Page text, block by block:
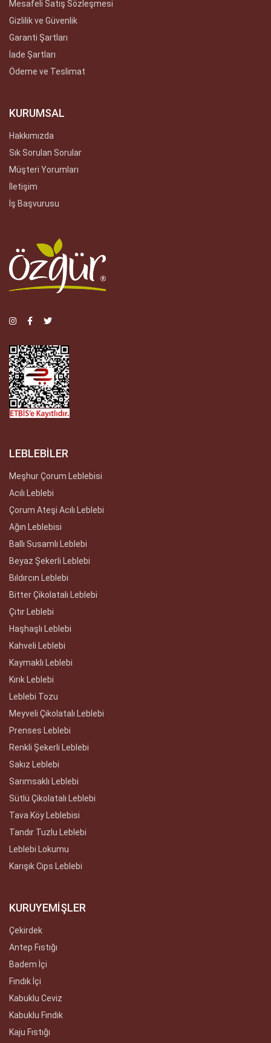
Mesafeli Satış Sözleşmesi
Gizlilik ve Güvenlik
Garanti Şartları
İade Şartları
Ödeme ve Teslimat
KURUMSAL
Hakkımızda
Sık Sorulan Sorular
Müşteri Yorumları
İletişim
İş Başvurusu
LEBLEBİLER
Meşhur Çorum Leblebisi
Acılı Leblebi
Çorum Ateşi Acılı Leblebi
Ağın Leblebisi
Ballı Susamlı Leblebi
Beyaz Şekerli Leblebi
Bıldırcın Leblebi
Bitter Çikolatalı Leblebi
Çıtır Leblebi
Haşhaşlı Leblebi
Kahveli Leblebi
Kaymaklı Leblebi
Kırık Leblebi
Leblebi Tozu
Meyveli Çikolatalı Leblebi
Prenses Leblebi
Renkli Şekerli Leblebi
Sakız Leblebi
Sarımsaklı Leblebi
Sütlü Çikolatalı Leblebi
Tava Köy Leblebisi
Tandır Tuzlu Leblebi
Leblebi Lokumu
Karışık Cips Leblebi
KURUYEMİŞLER
Çekirdek
Antep Fıstığı
Badem İçi
Fındık İçi
Kabuklu Ceviz
Kabuklu Fındık
Kaju Fıstığı